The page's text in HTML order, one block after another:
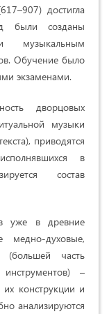
достигла
были созданы
музыкальным
Обучение было
экзаменами.
дворцовых
музыки
приводятся
в
состав
уже в древние
медно-духовые,
часть
–
конструкции и
анализируются